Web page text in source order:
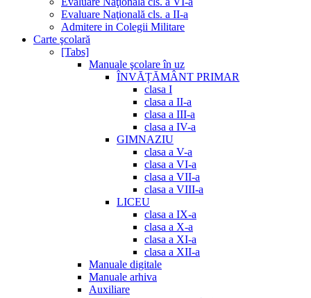
Evaluare Naţională cls. a II-a
Admitere in Colegii Militare
Carte şcolară
[Tabs]
Manuale şcolare în uz
ÎNVĂȚĂMÂNT PRIMAR
clasa I
clasa a II-a
clasa a III-a
clasa a IV-a
GIMNAZIU
clasa a V-a
clasa a VI-a
clasa a VII-a
clasa a VIII-a
LICEU
clasa a IX-a
clasa a X-a
clasa a XI-a
clasa a XII-a
Manuale digitale
Manuale arhiva
Auxiliare